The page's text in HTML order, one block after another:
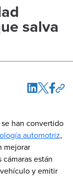
salva
han convertido
automotriz,
mejorar
están
y emitir